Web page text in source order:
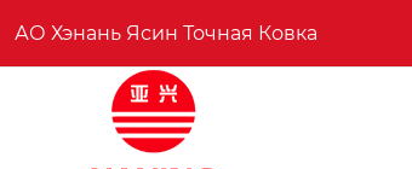
АО Хэнань Ясин Точная Ковка